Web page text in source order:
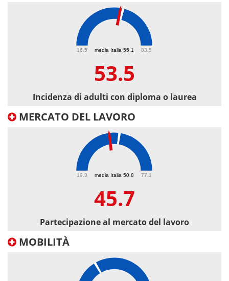
media Italia 55.1
16.5 83.5
53.5
Incidenza di adulti con diploma o laurea
MERCATO DEL LAVORO
media Italia 50.8
19.3 77.1
45.7
Partecipazione al mercato del lavoro
MOBILITÀ